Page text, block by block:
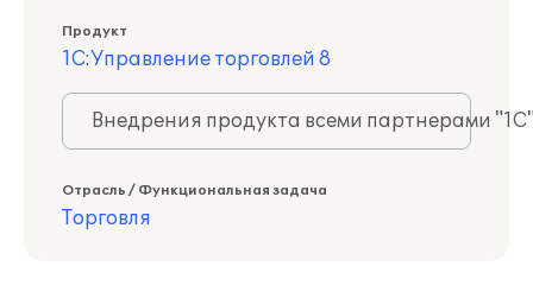
Продукт
1С:Управление торговлей 8
Внедрения продукта всеми партнерами
Отрасль / Функциональная задача
Торговля